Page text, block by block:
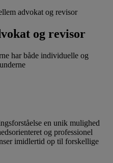
advokat og revisor
og revisor
har både individuelle og
en unik mulighed
og professionel
imidlertid op til forskellige